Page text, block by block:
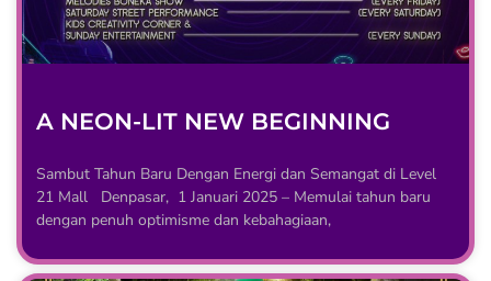
A NEON-LIT NEW BEGINNING
Sambut Tahun Baru Dengan Energi dan Semangat di Level
21 Mall Denpasar, 1 Januari 2025 – Memulai tahun baru
dengan penuh optimisme dan kebahagiaan,